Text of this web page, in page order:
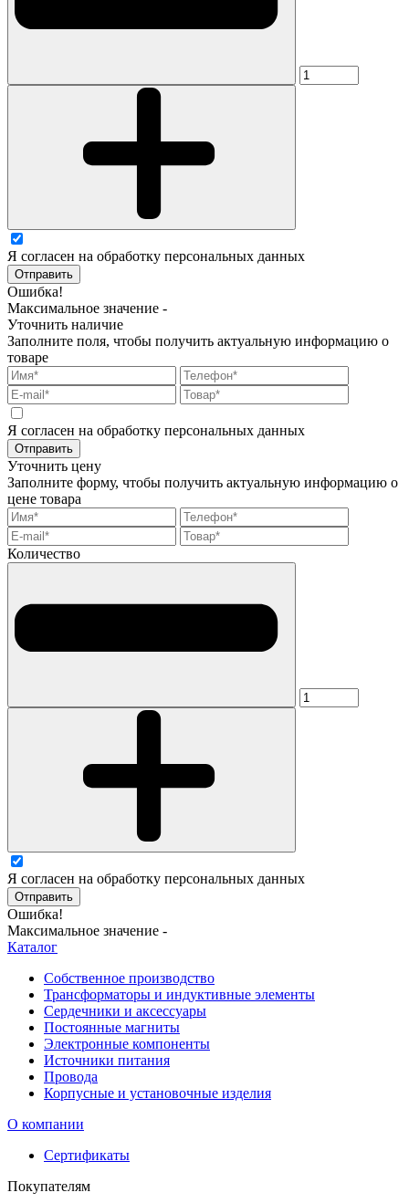
Я согласен на обработку персональных данных
Отправить
Ошибка!
Максимальное значение -
Уточнить наличие
Заполните поля, чтобы получить актуальную информацию о
товаре
Я согласен на обработку персональных данных
Отправить
Уточнить цену
Заполните форму, чтобы получить актуальную информацию о
цене товара
Количество
Я согласен на обработку персональных данных
Отправить
Ошибка!
Максимальное значение -
Каталог
Собственное производство
Трансформаторы и индуктивные элементы
Сердечники и аксессуары
Постоянные магниты
Электронные компоненты
Источники питания
Провода
Корпусные и установочные изделия
О компании
Сертификаты
Покупателям